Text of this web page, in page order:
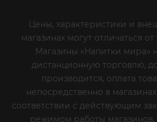
ИНН 7802833271 ОГРН
Лицензия
г. Подробная
График